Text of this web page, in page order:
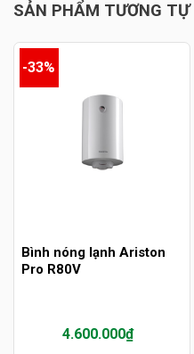
SẢN PHẨM TƯƠNG TỰ
-33%
Bình nóng lạnh Ariston
Pro R80V
4.600.000₫